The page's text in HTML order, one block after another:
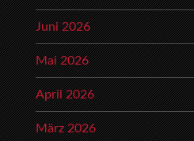
Juni 2026
Mai 2026
April 2026
März 2026